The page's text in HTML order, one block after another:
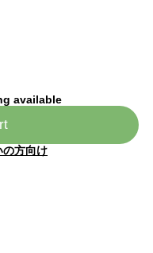
available
の方向け